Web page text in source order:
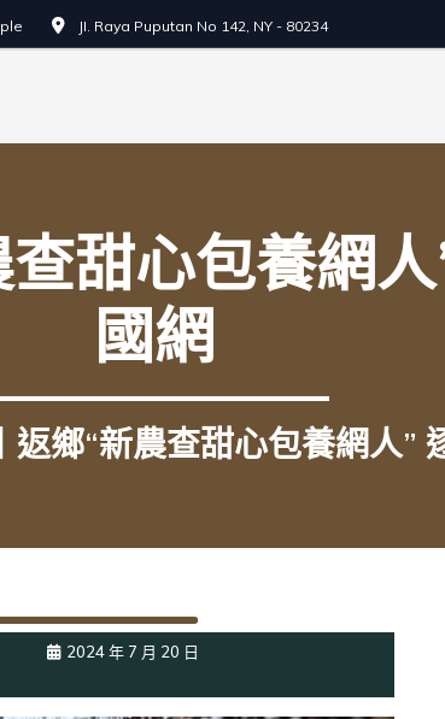
JI. Raya Puputan No 142, NY - 80234
甜心包養網
國網
返鄉“新農查甜心包養網人”
2024 年 7 月 20 日